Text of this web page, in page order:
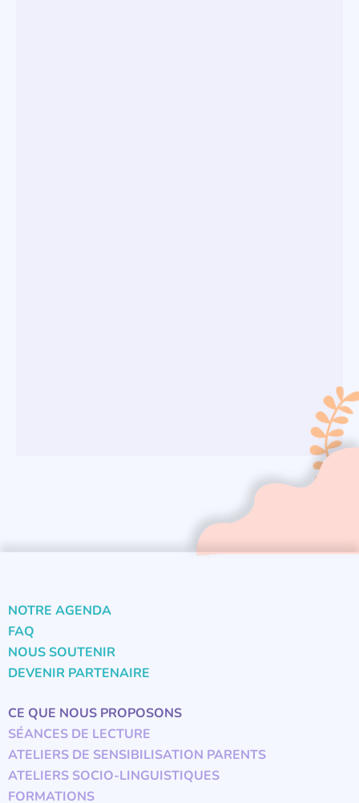
NOTRE AGENDA
FAQ
NOUS SOUTENIR
DEVENIR PARTENAIRE
CE QUE NOUS PROPOSONS
SÉANCES DE LECTURE
ATELIERS DE SENSIBILISATION PARENTS
ATELIERS SOCIO-LINGUISTIQUES
FORMATIONS